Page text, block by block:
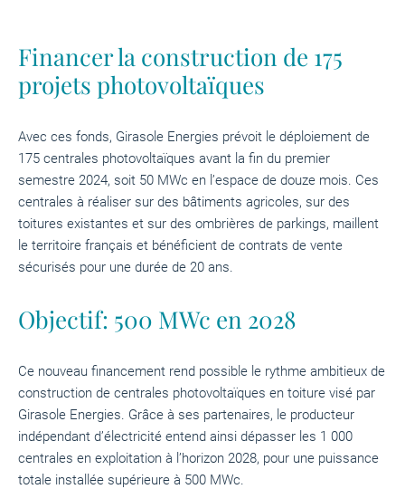
Financer la construction de 175
projets photovoltaïques
Avec ces fonds, Girasole Energies prévoit le déploiement de
175 centrales photovoltaïques avant la fin du premier
semestre 2024, soit 50 MWc en l’espace de douze mois. Ces
centrales à réaliser sur des bâtiments agricoles, sur des
toitures existantes et sur des ombrières de parkings, maillent
le territoire français et bénéficient de contrats de vente
sécurisés pour une durée de 20 ans.
Objectif: 500 MWc en 2028
Ce nouveau financement rend possible le rythme ambitieux de
construction de centrales photovoltaïques en toiture visé par
Girasole Energies. Grâce à ses partenaires, le producteur
indépendant d’électricité entend ainsi dépasser les 1 000
centrales en exploitation à l’horizon 2028, pour une puissance
totale installée supérieure à 500 MWc.